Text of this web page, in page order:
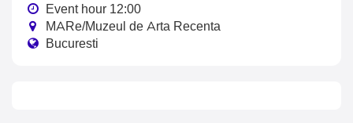
Event hour 12:00
MARe/Muzeul de Arta Recenta
Bucuresti